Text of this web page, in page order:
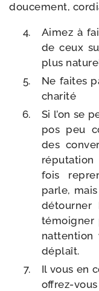
dou­ce­ment,
Aimez à
de ceux
plus
Ne faites
charité
Si l’on se
pos peu
des
fois
parle,
détour­ner
témoi­gner
déplaît.
Il vous en
offrez-​